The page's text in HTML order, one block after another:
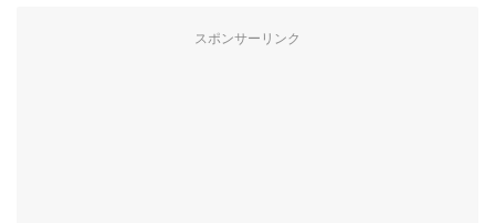
スポンサーリンク